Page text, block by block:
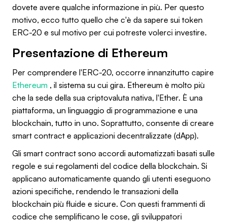
dovete avere qualche informazione in più. Per questo
motivo, ecco tutto quello che c'è da sapere sui token
ERC-20 e sul motivo per cui potreste volerci investire.
Presentazione di Ethereum
Per comprendere l'ERC-20, occorre innanzitutto capire
Ethereum , il sistema su cui gira. Ethereum è molto più
che la sede della sua criptovaluta nativa, l'Ether. È una
piattaforma, un linguaggio di programmazione e una
blockchain, tutto in uno. Soprattutto, consente di creare
smart contract e applicazioni decentralizzate (dApp).
Gli smart contract sono accordi automatizzati basati sulle
regole e sui regolamenti del codice della blockchain. Si
applicano automaticamente quando gli utenti eseguono
azioni specifiche, rendendo le transazioni della
blockchain più fluide e sicure. Con questi frammenti di
codice che semplificano le cose, gli sviluppatori